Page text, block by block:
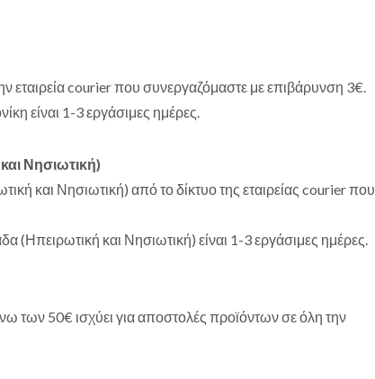
courier που συνεργαζόμαστε με επιβάρυνση 3€.
είναι 1-3 εργάσιμες ημέρες.
Νησιωτική)
και Νησιωτική) από το δίκτυο της εταιρείας courier που
και Νησιωτική) είναι 1-3 εργάσιμες ημέρες.
των 50€ ισχύει για αποστολές προϊόντων σε όλη την